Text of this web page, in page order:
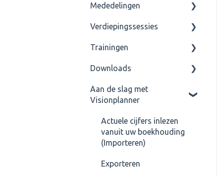
Rapportage
Inrichting bepalen
gegevens)
Consolidatie
Budget cijfers
Financieel overzicht
Mededelingen
Mededelingen
Tips & tricks
Verdiepingssessies
Verdiepingssessies
Rapportage
Verdiepingssessie
Jaarrekening
Trainingen
Basistraining
Downloads
Export bestanden (*.vet)
Dashboard
Aan de slag met
Visionplanner
Actuele cijfers inlezen
vanuit uw boekhouding
(Importeren)
Exporteren